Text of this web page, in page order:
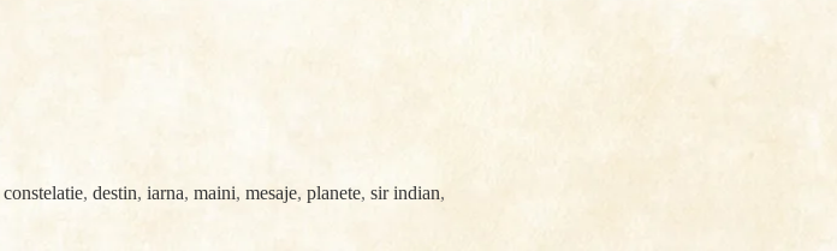
constelatie, destin, iarna, maini, mesaje, planete, sir indian,